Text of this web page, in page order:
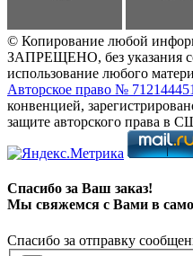
© Копирование любой
ЗАПРЕЩЕНО, без указания
использование любого
Авторское право № 712144451
конвенцией,
защите авторского права в
Спасибо за Ваш заказ!
Мы свяжемся с Вами в
Спасибо за отправку